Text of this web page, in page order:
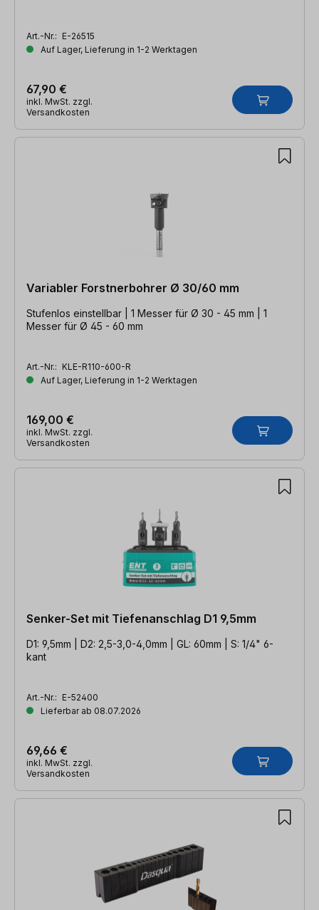
Art.-Nr.: E-26515
Auf Lager, Lieferung in 1-2 Werktagen
67,90 €
inkl. MwSt. zzgl.
Versandkosten
Variabler Forstnerbohrer Ø 30/60 mm
Stufenlos einstellbar | 1 Messer für Ø 30 - 45 mm | 1
Messer für Ø 45 - 60 mm
Art.-Nr.: KLE-R110-600-R
Auf Lager, Lieferung in 1-2 Werktagen
169,00 €
inkl. MwSt. zzgl.
Versandkosten
Senker-Set mit Tiefenanschlag D1 9,5mm
D1: 9,5mm | D2: 2,5-3,0-4,0mm | GL: 60mm | S: 1/4" 6-
kant
Art.-Nr.: E-52400
Lieferbar ab 08.07.2026
69,66 €
inkl. MwSt. zzgl.
Versandkosten